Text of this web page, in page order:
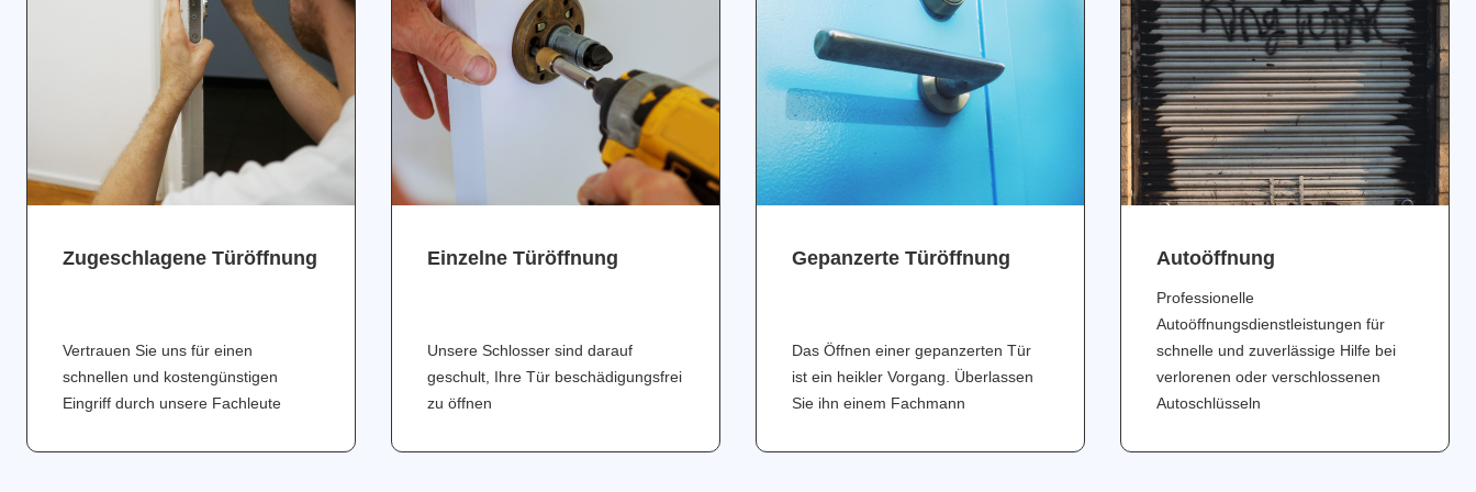
Zugeschlagene Türöffnung
Vertrauen Sie uns für einen
schnellen und kostengünstigen
Eingriff durch unsere Fachleute
Einzelne Türöffnung
Unsere Schlosser sind darauf
geschult, Ihre Tür beschädigungsfrei
zu öffnen
Gepanzerte Türöffnung
Das Öffnen einer gepanzerten Tür
ist ein heikler Vorgang. Überlassen
Sie ihn einem Fachmann
Аutoöffnung
Professionelle
Autoöffnungsdienstleistungen für
schnelle und zuverlässige Hilfe bei
verlorenen oder verschlossenen
Autoschlüsseln